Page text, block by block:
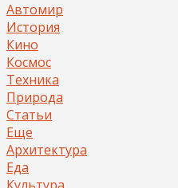
Автомир
История
Кино
Космос
Техника
Природа
Статьи
Еще
Архитектура
Еда